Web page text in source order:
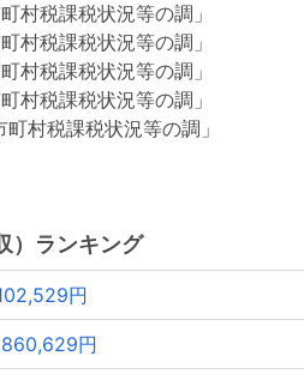
税課税状況等の調」
税課税状況等の調」
税課税状況等の調」
税課税状況等の調」
村税課税状況等の調」
）ランキング
円
円